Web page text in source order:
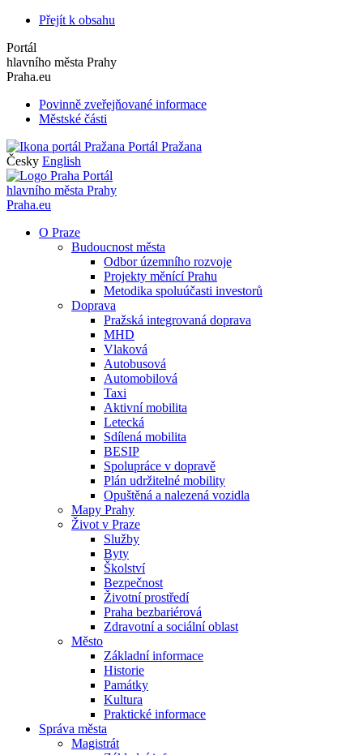
Přejít k obsahu
Portál
hlavního města Prahy
Praha.eu
Povinně zveřejňované informace
Městské části
Portál Pražana
Česky English
Portál
hlavního města Prahy
Praha.eu
O Praze
Budoucnost města
Odbor územního rozvoje
Projekty měnící Prahu
Metodika spoluúčasti investorů
Doprava
Pražská integrovaná doprava
MHD
Vlaková
Autobusová
Automobilová
Taxi
Aktivní mobilita
Letecká
Sdílená mobilita
BESIP
Spolupráce v dopravě
Plán udržitelné mobility
Opuštěná a nalezená vozidla
Mapy Prahy
Život v Praze
Služby
Byty
Školství
Bezpečnost
Životní prostředí
Praha bezbariérová
Zdravotní a sociální oblast
Město
Základní informace
Historie
Památky
Kultura
Praktické informace
Správa města
Magistrát